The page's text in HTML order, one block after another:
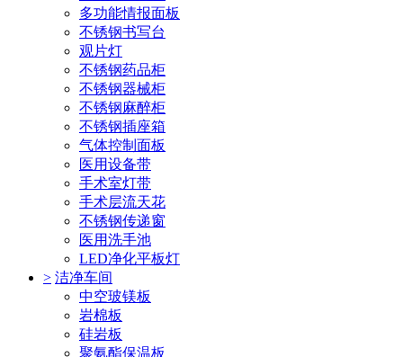
多功能情报面板
不锈钢书写台
观片灯
不锈钢药品柜
不锈钢器械柜
不锈钢麻醉柜
不锈钢插座箱
气体控制面板
医用设备带
手术室灯带
手术层流天花
不锈钢传递窗
医用洗手池
LED净化平板灯
> 洁净车间
中空玻镁板
岩棉板
硅岩板
聚氨酯保温板